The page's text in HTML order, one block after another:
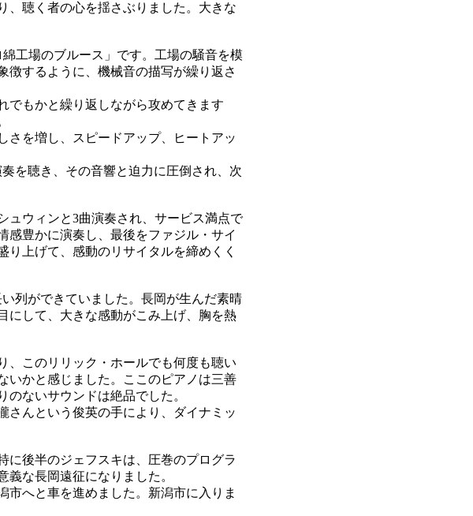
聴く者の心を揺さぶりました。大きな
工場のブルース」です。工場の騒音を模
徴するように、機械音の描写が繰り返さ
もかと繰り返しながら攻めてきます
を増し、スピードアップ、ヒートアッ
を聴き、その音響と迫力に圧倒され、次
ウィンと3曲演奏され、サービス満点で
感豊かに演奏し、最後をファジル・サイ
上げて、感動のリサイタルを締めくく
列ができていました。長岡が生んだ素晴
にして、大きな感動がこみ上げ、胸を熱
このリリック・ホールでも何度も聴い
いかと感じました。ここのピアノは三善
ないサウンドは絶品でした。
んという俊英の手により、ダイナミッ
後半のジェフスキは、圧巻のプログラ
な長岡遠征になりました。
へと車を進めました。新潟市に入りま